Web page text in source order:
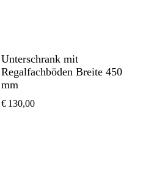
Unterschrank mit
Regalfachböden Breite 450
mm
€ 130,00